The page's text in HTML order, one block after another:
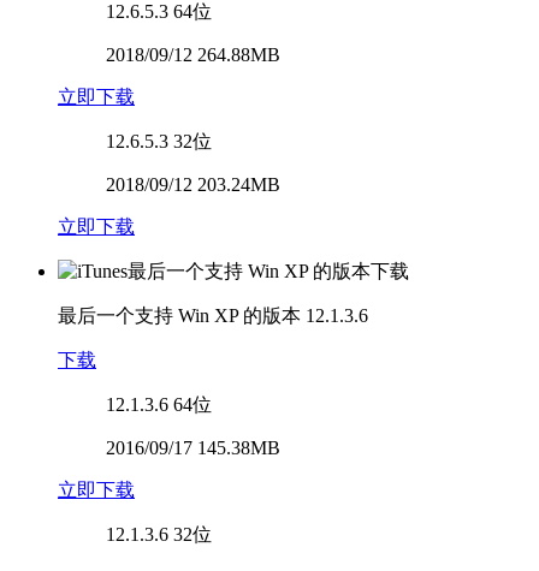
12.6.5.3 64位
2018/09/12 264.88MB
立即下载
12.6.5.3 32位
2018/09/12 203.24MB
立即下载
最后一个支持 Win XP 的版本 12.1.3.6
下载
12.1.3.6 64位
2016/09/17 145.38MB
立即下载
12.1.3.6 32位